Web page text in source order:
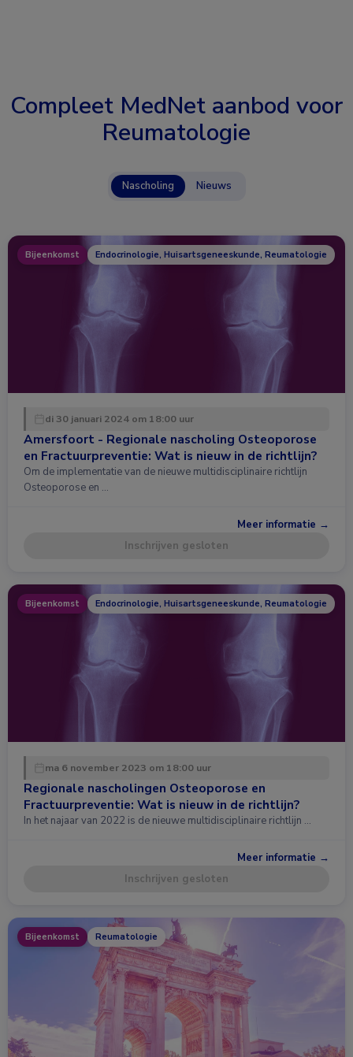
Compleet MedNet aanbod voor
Reumatologie
Nascholing Nieuws
Bijeenkomst Endocrinologie, Huisartsgeneeskunde, Reumatologie
di 30 januari 2024 om 18:00 uur
Amersfoort - Regionale nascholing Osteoporose
en Fractuurpreventie: Wat is nieuw in de richtlijn?
Om de implementatie van de nieuwe multidisciplinaire richtlijn
Osteoporose en …
Meer informatie →
Inschrijven gesloten
Bijeenkomst Endocrinologie, Huisartsgeneeskunde, Reumatologie
ma 6 november 2023 om 18:00 uur
Regionale nascholingen Osteoporose en
Fractuurpreventie: Wat is nieuw in de richtlijn?
In het najaar van 2022 is de nieuwe multidisciplinaire richtlijn …
Meer informatie →
Inschrijven gesloten
Bijeenkomst Reumatologie